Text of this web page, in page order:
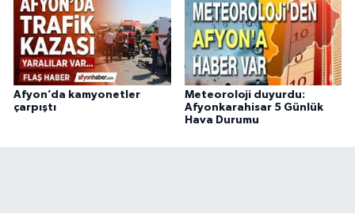
Afyon’da kamyonetler
çarpıştı
Meteoroloji duyurdu:
Afyonkarahisar 5 Günlük
Hava Durumu